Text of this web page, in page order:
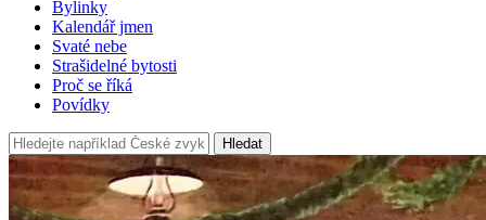
Bylinky
Kalendář jmen
Svaté nebe
Strašidelné bytosti
Proč se říká
Povídky
Hledat